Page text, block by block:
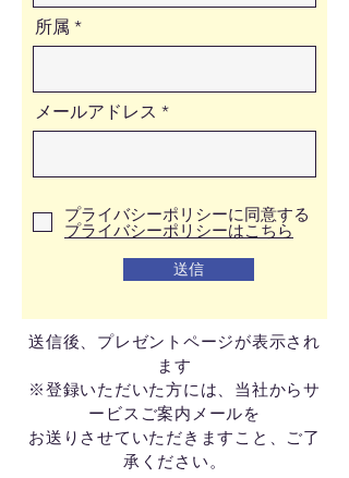
所属
メールアドレス
プライバシーポリシーに同意する
プライバシーポリシーはこちら
送信
送信後、プレゼントページが表示され
ます
※登録いただいた方には、当社からサ
ービスご案内メールを
お送りさせていただきますこと、ご了
承ください。